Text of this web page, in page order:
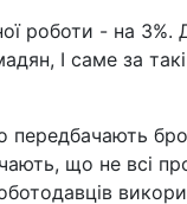
роботи - на 3%.
І саме за такі
що не всі